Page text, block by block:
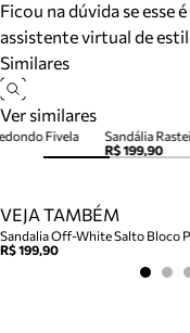
Ficou na dúvida se esse
assistente virtual de
Similares
Ver similares
Sandália
R$ 199,90
Fivela
VEJA TAMBÉM
Sandalia Off-White Salto Bloco
R$ 199,90